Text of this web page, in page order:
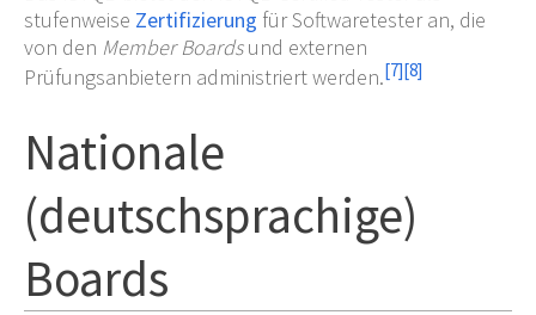
stufenweise Zertifizierung für Softwaretester an, die
von den Member Boardsund externen
Prüfungsanbietern administriert werden.[7][8]
Nationale
(deutschsprachige)
Boards